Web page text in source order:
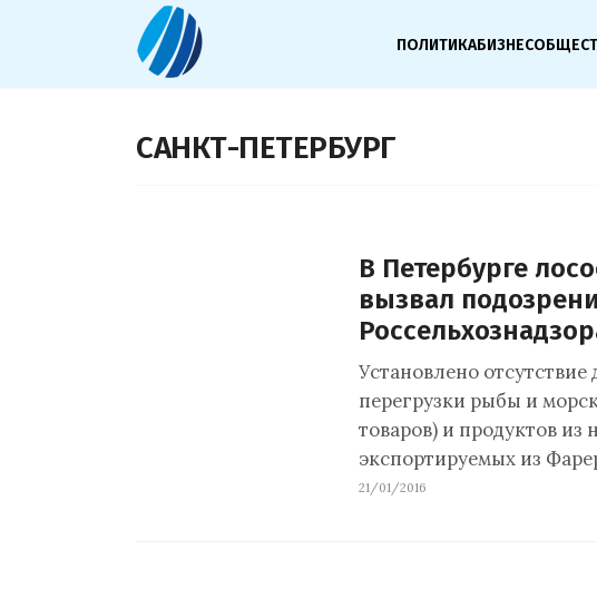
ПОЛИТИКАБИЗНЕС
САНКТ-ПЕТЕРБУРГ
В Петербурге
вызвал
Установлено
перегрузки рыбы и
товаров) и продуктов
экспортируемых из
21/01/2016